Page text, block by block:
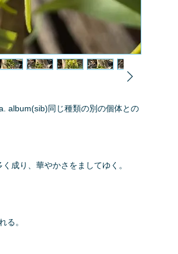
album(sib)同じ種類の別の個体との
成り、華やかさをましてゆく。
る。